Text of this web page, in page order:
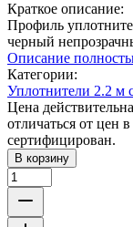
Краткое описание:
Профиль
черный
Описание
Категории:
Уплотнители 2.2 м
Цена
отличаться от цен
сертифицирован.
В корзину